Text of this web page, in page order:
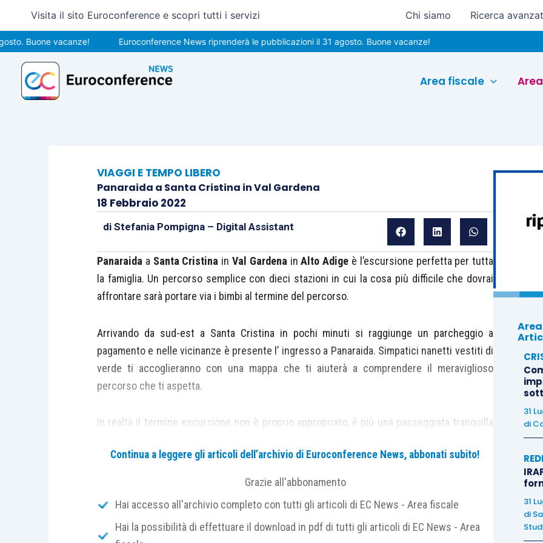
contenuto
Visita il sito Euroconference e scopri tutti i servizi Chi siamo Ricerca
vacanze! Euroconference News riprenderà le pubblicazioni il 31 agosto. Buone vacanze!
Area fiscale
VIAGGI E TEMPO LIBERO
Panaraida a Santa Cristina in Val Gardena
18 Febbraio 2022
di Stefania Pompigna – Digital Assistant
Panaraida a Santa Cristina in Val Gardena inAlto Adige è l’escursione perfetta per tutta
la famiglia. Un percorso semplice con dieci stazioni in cui la cosa più difficile che dovrai
affrontare sarà portare via i bimbi al termine del percorso.
Arrivando da sud-est a Santa Cristina in pochi minuti si raggiunge un parcheggio a
pagamento e nelle vicinanze è presente l’ ingresso a Panaraida. Simpatici nanetti vestiti di
verde ti accoglieranno con una mappa che ti aiuterà a comprendere il meraviglioso
percorso che ti aspetta.
In realtà il termine escursione non è proprio appropriato, è più una passeggiata tranquilla
con tutta la famiglia.
ingresso: gratuito, a parte il costo del parcheggio;
Continua a leggere gli articoli dell’archivio di Euroconference News, abbonati subito!
Grazie all'abbonamento
Hai accesso all'archivio completo con tutti gli articoli di EC News - Area fiscale
Hai la possibilità di effettuare il download in pdf di tutti gli articoli di EC News - Area
31
di
31
di